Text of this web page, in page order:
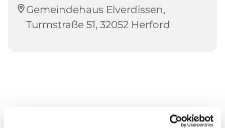
Gemeindehaus Elverdissen,
Turmstraße 51, 32052 Herford